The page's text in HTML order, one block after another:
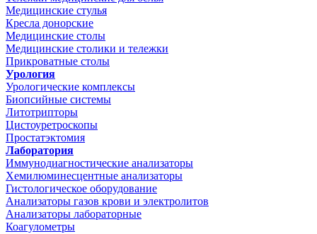
Медицинские стулья
Кресла донорские
Медицинские столы
Медицинские столики и тележки
Прикроватные столы
Урология
Урологические комплексы
Биопсийные системы
Литотрипторы
Цистоуретроскопы
Простатэктомия
Лаборатория
Иммунодиагностические анализаторы
Хемилюминесцентные анализаторы
Гистологическое оборудование
Анализаторы газов крови и электролитов
Анализаторы лабораторные
Коагулометры